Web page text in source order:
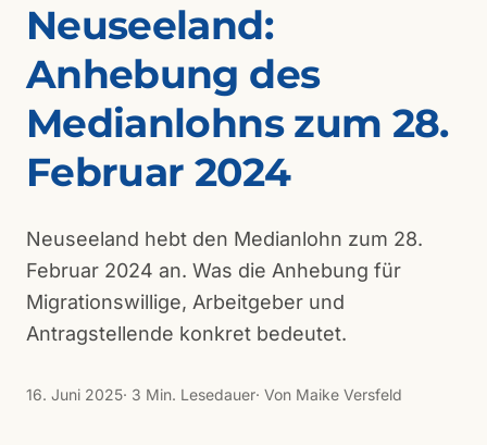
Neuseeland:
Anhebung des
Medianlohns zum 28.
Februar 2024
Neuseeland hebt den Medianlohn zum 28.
Februar 2024 an. Was die Anhebung für
Migrationswillige, Arbeitgeber und
Antragstellende konkret bedeutet.
16. Juni 2025· 3 Min. Lesedauer· Von Maike Versfeld